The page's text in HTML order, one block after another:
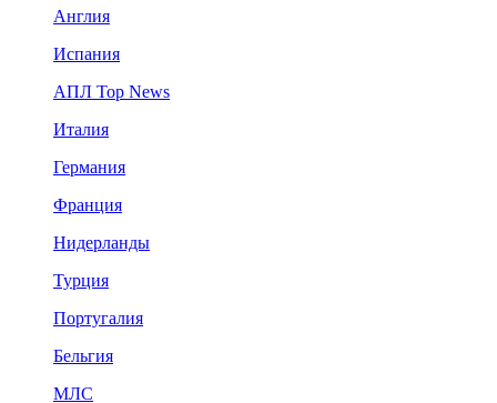
Англия
Испания
АПЛ Top News
Италия
Германия
Франция
Нидерланды
Турция
Португалия
Бельгия
МЛС